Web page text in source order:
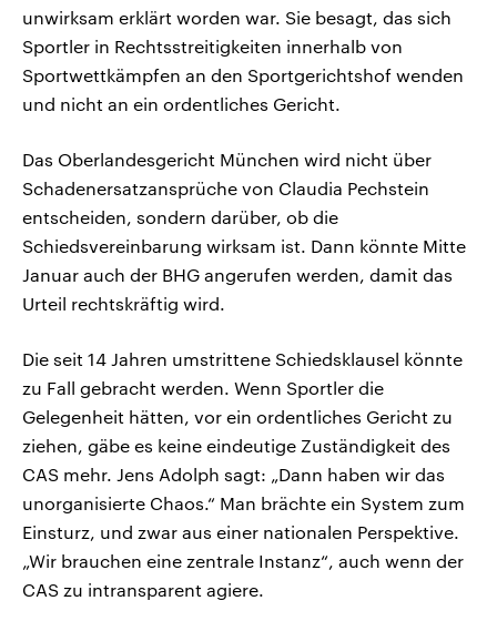
unwirksam erklärt worden war. Sie besagt, das sich
Sportler in Rechtsstreitigkeiten innerhalb von
Sportwettkämpfen an den Sportgerichtshof wenden
und nicht an ein ordentliches Gericht.
Das Oberlandesgericht München wird nicht über
Schadenersatzansprüche von Claudia Pechstein
entscheiden, sondern darüber, ob die
Schiedsvereinbarung wirksam ist. Dann könnte Mitte
Januar auch der BHG angerufen werden, damit das
Urteil rechtskräftig wird.
Die seit 14 Jahren umstrittene Schiedsklausel könnte
zu Fall gebracht werden. Wenn Sportler die
Gelegenheit hätten, vor ein ordentliches Gericht zu
ziehen, gäbe es keine eindeutige Zuständigkeit des
CAS mehr. Jens Adolph sagt: „Dann haben wir das
unorganisierte Chaos.“ Man brächte ein System zum
Einsturz, und zwar aus einer nationalen Perspektive.
„Wir brauchen eine zentrale Instanz“, auch wenn der
CAS zu intransparent agiere.